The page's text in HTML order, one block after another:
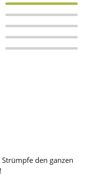
den ganzen